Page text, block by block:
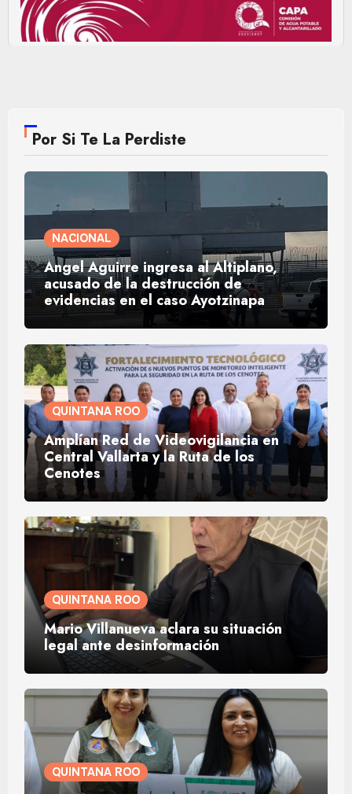
Por Si Te La Perdiste
NACIONAL
Ángel Aguirre ingresa al Altiplano,
acusado de la destrucción de
evidencias en el caso Ayotzinapa
QUINTANA ROO
Amplían Red de Videovigilancia en
Central Vallarta y la Ruta de los
Cenotes
QUINTANA ROO
Mario Villanueva aclara su situación
legal ante desinformación
QUINTANA ROO